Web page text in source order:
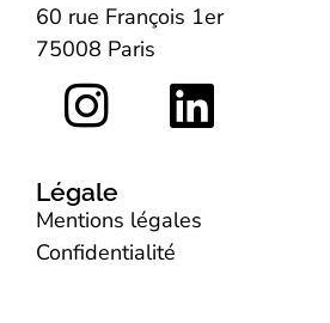
60 rue François 1er
75008 Paris
Légale
Mentions légales
Confidentialité